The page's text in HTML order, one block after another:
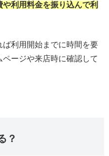
利用料金を振り込んで利
利用開始までに時間を要
ージや来店時に確認して
？